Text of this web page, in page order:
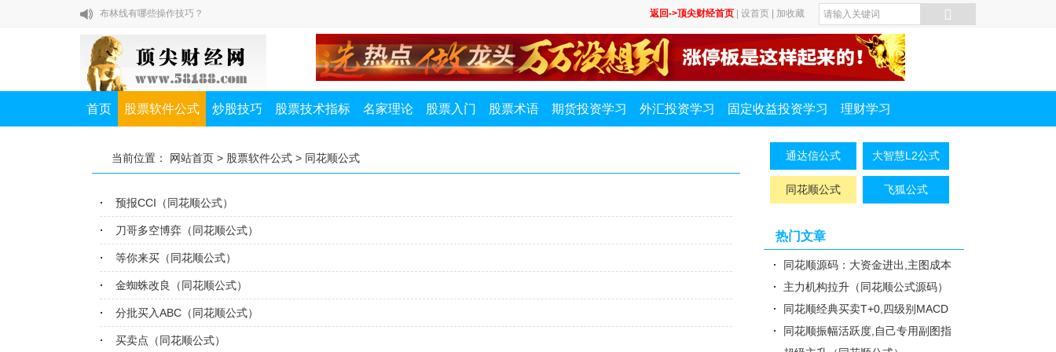
布林线有哪些操作技巧？
除权除息对我们炒股有什么影响？
如何提高A股打新中签率？
布林线有哪些操作技巧？
如何提高A股打新中签率？
返回->顶尖财经首页 设首页 加收藏
首页 股票软件公式 炒股技巧 股票技术指标 名家理论 股票入门 股票术语 期货投资学习 外汇投资学习 固定收益投资学习 理财学习
当前位置： 网站首页 > 股票软件公式 > 同花顺公式
预报CCI（同花顺公式）
刀哥多空博弈（同花顺公式）
等你来买（同花顺公式）
金蜘蛛改良（同花顺公式）
分批买入ABC（同花顺公式）
买卖点（同花顺公式）
通达信公式 大智慧L2公式
同花顺公式 飞狐公式
热门文章
同花顺源码：大资金进出,主图成本
线,TD组合
主力机构拉升（同花顺公式源码）
同花顺经典买卖T+0,四级别MACD
图,买卖点指标
同花顺振幅活跃度,自己专用副图指